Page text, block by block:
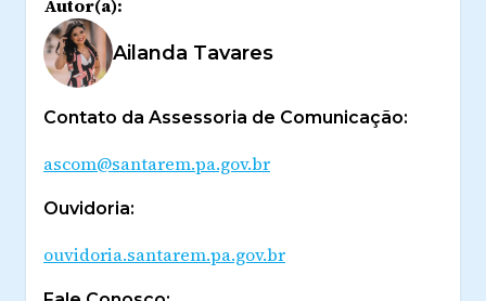
Autor(a):
Ailanda Tavares
Contato da Assessoria de Comunicação:
ascom@santarem.pa.gov.br
Ouvidoria:
ouvidoria.santarem.pa.gov.br